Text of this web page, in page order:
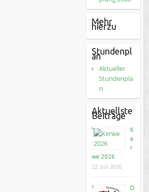
Mehr
hierzu
Stundenpl
an
Aktueller
Stundenpla
n
Aktuellste
Beiträge
K
e
r
we 2026
22. Juli 2026
D